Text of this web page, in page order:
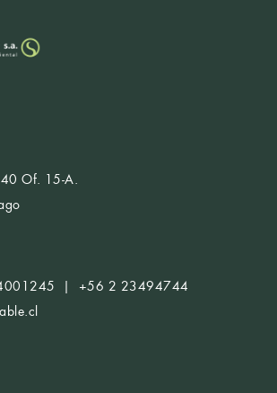
Of. 15-A.
| +56 2 23494744